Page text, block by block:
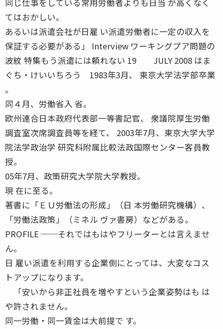
てはおかしい。
あるいは派遣会社が日雇 い派遣労働者に一定の収入を
保証する必要がある」 Interview ワーキングプア問題の
波紋 特集もう派遣には頼れない 19 JULY 2008 はま
ぐち・けいいちろう 1983年3月、 東京大学法学部卒業
。
同４月、労働省入 省。
欧州連合日本政府代表部一等書記官、 衆議院厚生労働
調査室次席調査員等を経て、 2003年7月、東京大学大学
院法学政治学 研究科附属比較法政国際センター客員教
授。
05年7月、政策研究大学院大学教授。
現 在に至る。
著書に「ＥＵ労働法の形成」（日 本労働研究機構）、
「労働法政策」（ミネル ヴァ書房）などがある。
PROFILE ──それではもはやフリーターとは言えませ
ん。
日 雇い派遣を利用する企業側にとっては、大変なコス
トアップになります。
「安いから非正社員を増やすという企業姿勢はも は
や許されません。
同一労働・同一賃金は大前提で す。